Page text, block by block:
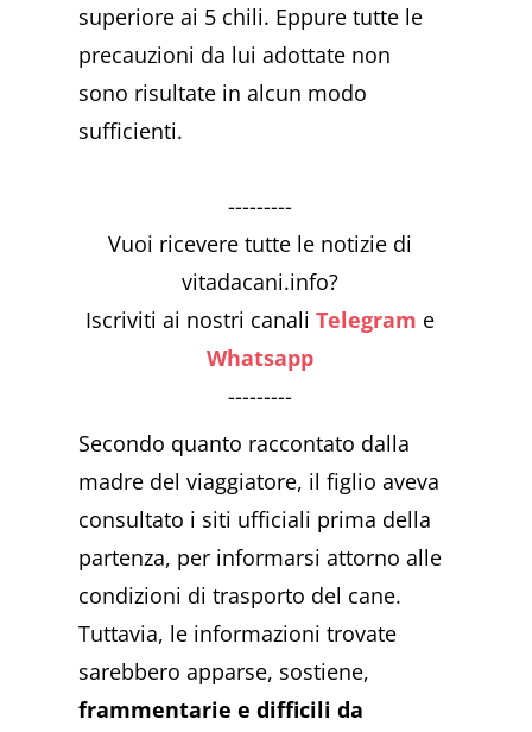
superiore ai 5 chili. Eppure tutte le
precauzioni da lui adottate non
sono risultate in alcun modo
sufficienti.
---------
Vuoi ricevere tutte le notizie di
vitadacani.info?
Iscriviti ai nostri canaliTelegram e
Whatsapp
---------
Secondo quanto raccontato dalla
madre del viaggiatore, il figlio aveva
consultato i siti ufficiali prima della
partenza, per informarsi attorno alle
condizioni di trasporto del cane.
Tuttavia, le informazioni trovate
sarebbero apparse, sostiene,
frammentarie e difficili da